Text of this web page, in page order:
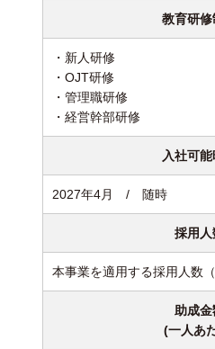
教育研
・新人研修
・OJT研修
・管理職研修
・経営幹部研修
入社可能
2027年4月 / 随時
採用人
本事業を適用する採用人数
助成
(一人あ